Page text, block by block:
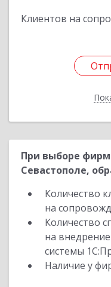
Клиентов на
При выборе
Севастополе,
Количество
на
Количество
на
системы
Наличие у